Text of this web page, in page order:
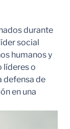
durante
social
humanos y
líderes o
defensa de
en una